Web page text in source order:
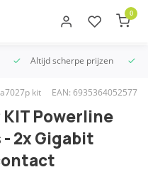
0
Altijd scherpe prijzen
kit EAN: 6935364052577
KIT Powerline
2x Gigabit